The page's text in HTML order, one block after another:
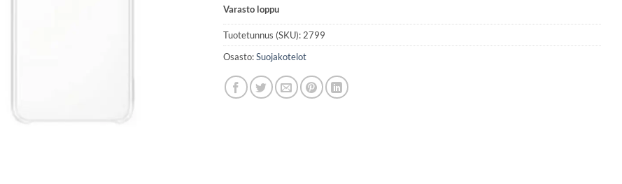
Varasto loppu
Tuotetunnus (SKU): 2799
Osasto:Suojakotelot